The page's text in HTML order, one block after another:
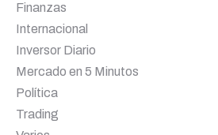
Finanzas
Internacional
Inversor Diario
Mercado en 5 Minutos
Política
Trading